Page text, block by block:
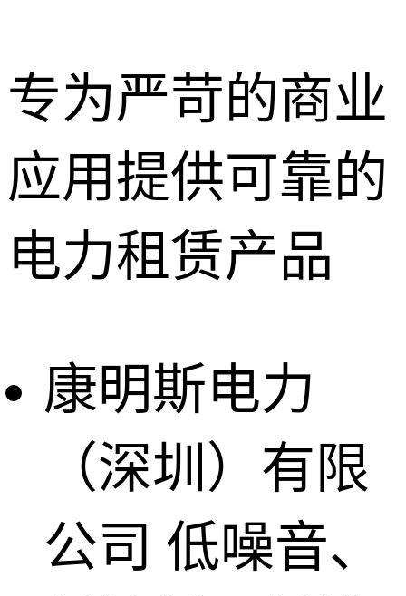
专为严苛的商业
应用提供可靠的
电力租赁产品
康明斯电力
（深圳）有限
公司 低噪音、
深圳租赁服
惠州租赁服
务
东莞租赁服